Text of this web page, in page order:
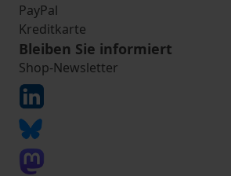
PayPal
Kreditkarte
Bleiben Sie informiert
Shop-Newsletter